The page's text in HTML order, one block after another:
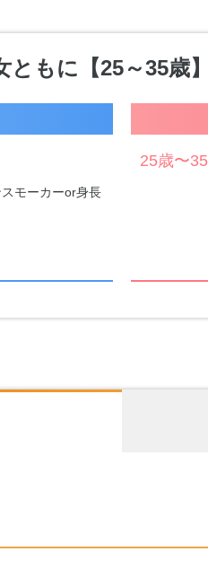
ともに【25～35歳
モーカーor身長
25歳〜